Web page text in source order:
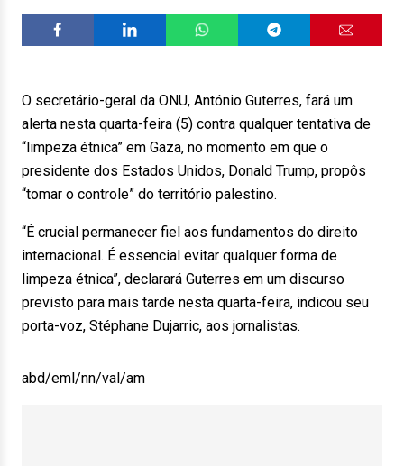
O secretário-geral da ONU, António Guterres, fará um
alerta nesta quarta-feira (5) contra qualquer tentativa de
“limpeza étnica” em Gaza, no momento em que o
presidente dos Estados Unidos, Donald Trump, propôs
“tomar o controle” do território palestino.
“É crucial permanecer fiel aos fundamentos do direito
internacional. É essencial evitar qualquer forma de
limpeza étnica”, declarará Guterres em um discurso
previsto para mais tarde nesta quarta-feira, indicou seu
porta-voz, Stéphane Dujarric, aos jornalistas.
abd/eml/nn/val/am